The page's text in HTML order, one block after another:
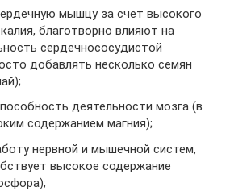
мышцу за счет высокого
благотворно влияют на
сердечнососудистой
добавлять несколько семян
деятельности мозга (в
содержанием магния);
нервной и мышечной систем,
высокое содержание